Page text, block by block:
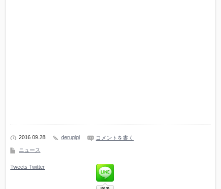
2016 09.28 derupipi コメントを書く
ニュース
Tweets Twitter